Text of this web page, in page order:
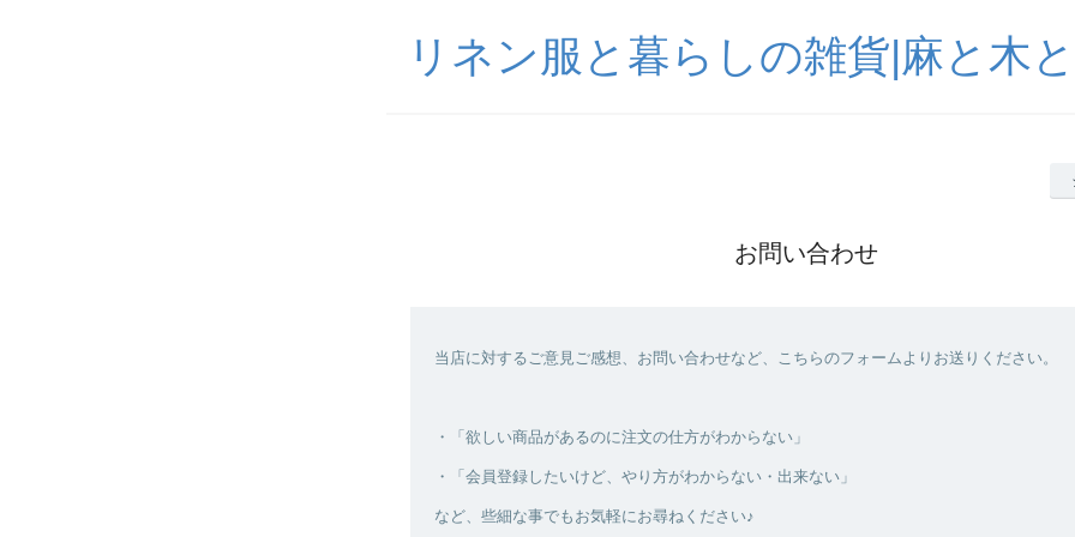
リネン服と暮らしの雑貨|麻と木と
お問い合わせ
当店に対するご意見ご感想、お問い合わせなど、こちらのフォームよりお送りください。
・「欲しい商品があるのに注文の仕方がわからない」
・「会員登録したいけど、やり方がわからない・出来ない」
など、些細な事でもお気軽にお尋ねください♪